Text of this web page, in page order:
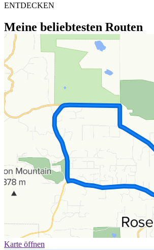
ENTDECKEN
Meine beliebtesten Routen
Karte öffnen